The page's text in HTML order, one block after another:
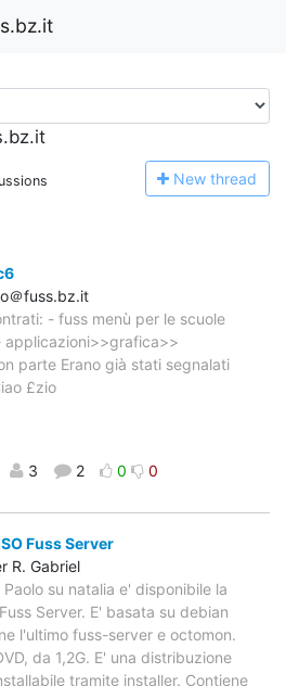
New thread
＠fuss.bz.it
- fuss menù per le scuole
applicazioni>>grafica>>
parte Erano già stati segnalati
£zio
3 2 0 0
Fuss Server
R. Gabriel
su natalia e' disponibile la
Server. E' basata su debian
l'ultimo fuss-server e octomon.
da 1,2G. E' una distribuzione
tramite installer. Contiene